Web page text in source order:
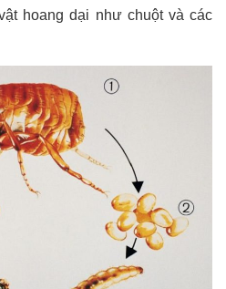
hoang dại như chuột và các